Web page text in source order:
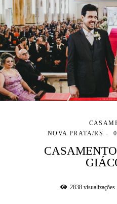
NOVA PRATA/RS
2838visualizações